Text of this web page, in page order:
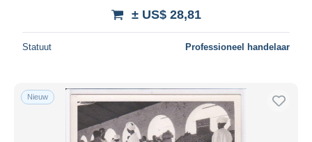
± US$ 28,81
Statuut Professioneel handelaar
Nieuw